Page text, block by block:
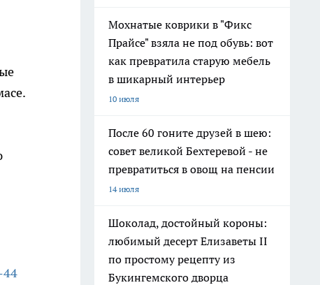
44
Мохнатые коврики в "Фикс
Прайсе" взяла не под обувь: вот
как превратила старую мебель
в шикарный интерьер
10 июля
После 60 гоните друзей в шею:
совет великой Бехтеревой - не
превратиться в овощ на пенсии
14 июля
Шоколад, достойный короны:
любимый десерт Елизаветы II
по простому рецепту из
Букингемского дворца